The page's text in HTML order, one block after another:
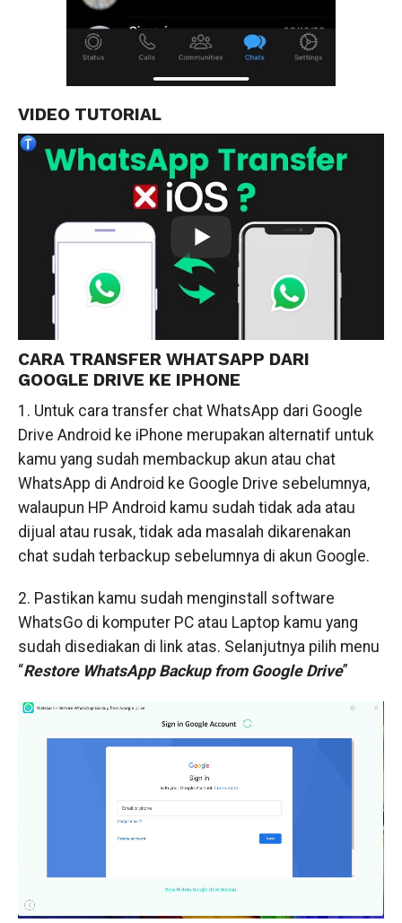
VIDEO TUTORIAL
CARA TRANSFER WHATSAPP DARI
GOOGLE DRIVE KE IPHONE
1. Untuk cara transfer chat WhatsApp dari Google
Drive Android ke iPhone merupakan alternatif untuk
kamu yang sudah membackup akun atau chat
WhatsApp di Android ke Google Drive sebelumnya,
walaupun HP Android kamu sudah tidak ada atau
dijual atau rusak, tidak ada masalah dikarenakan
chat sudah terbackup sebelumnya di akun Google.
2. Pastikan kamu sudah menginstall software
WhatsGo di komputer PC atau Laptop kamu yang
sudah disediakan di link atas. Selanjutnya pilih menu
“Restore WhatsApp Backup from Google Drive”